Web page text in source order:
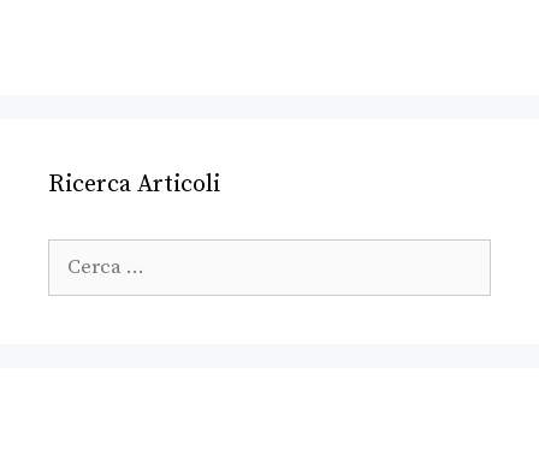
Ricerca Articoli